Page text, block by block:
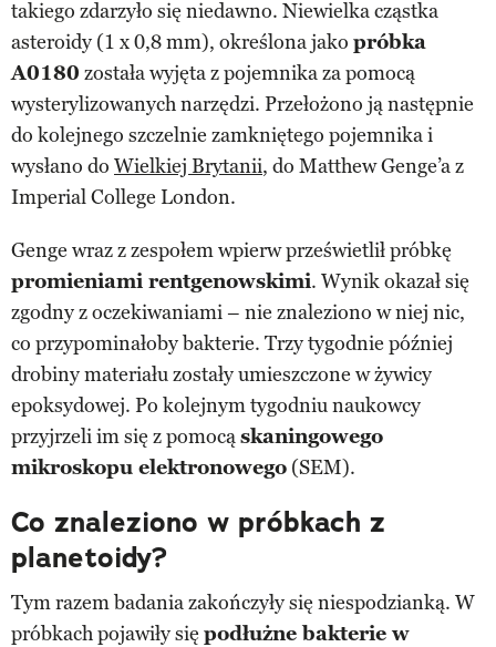
takiego zdarzyło się niedawno. Niewielka cząstka
asteroidy (1 x 0,8 mm), określona jako próbka
A0180 została wyjęta z pojemnika za pomocą
wysterylizowanych narzędzi. Przełożono ją następnie
do kolejnego szczelnie zamkniętego pojemnika i
wysłano do Wielkiej Brytanii, do Matthew Genge’a z
Imperial College London.
Genge wraz z zespołem wpierw prześwietlił próbkę
promieniami rentgenowskimi. Wynik okazał się
zgodny z oczekiwaniami – nie znaleziono w niej nic,
co przypominałoby bakterie. Trzy tygodnie później
drobiny materiału zostały umieszczone w żywicy
epoksydowej. Po kolejnym tygodniu naukowcy
przyjrzeli im się z pomocąskaningowego
mikroskopu elektronowego (SEM).
Co znaleziono w próbkach z
planetoidy?
Tym razem badania zakończyły się niespodzianką. W
próbkach pojawiły się podłużne bakterie w